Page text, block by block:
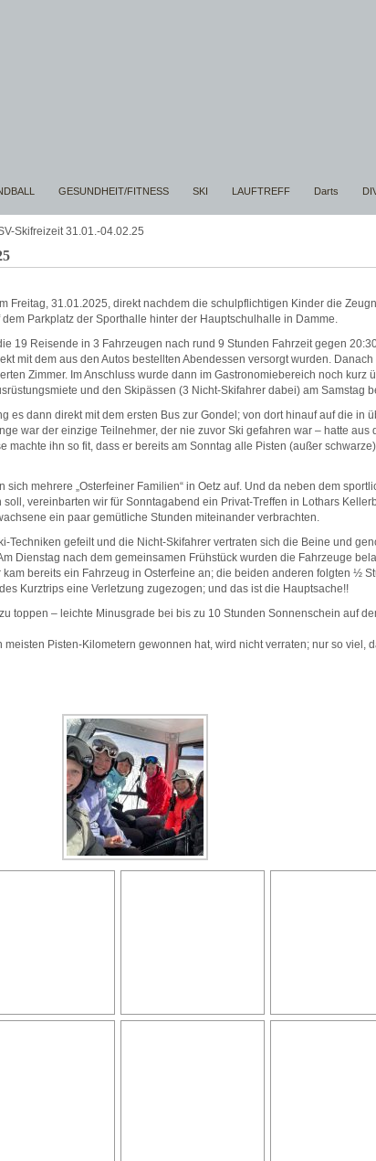
GESUNDHEIT/FITNESS SKI LAUFTREFF Darts
Skifreizeit 31.01.-04.02.25
Freitag, 31.01.2025, direkt nachdem die schulpflichtigen Kinder die
Parkplatz der Sporthalle hinter der Hauptschulhalle in Damme.
19 Reisende in 3 Fahrzeugen nach rund 9 Stunden Fahrzeit gegen
mit dem aus den Autos bestellten Abendessen versorgt wurden.
Zimmer. Im Anschluss wurde dann im Gastronomiebereich noch kurz
und den Skipässen (3 Nicht-Skifahrer dabei) am Samstag
es dann direkt mit dem ersten Bus zur Gondel; von dort hinauf auf die in
war der einzige Teilnehmer, der nie zuvor Ski gefahren war – hatte aus
machte ihn so fit, dass er bereits am Sonntag alle Pisten (außer
sich mehrere „Osterfeiner Familien“ in Oetz auf. Und da neben dem
vereinbarten wir für Sonntagabend ein Privat-Treffen in Lothars
ein paar gemütliche Stunden miteinander verbrachten.
Techniken gefeilt und die Nicht-Skifahrer vertraten sich die Beine und
Dienstag nach dem gemeinsamen Frühstück wurden die Fahrzeuge
bereits ein Fahrzeug in Osterfeine an; die beiden anderen folgten ½
Kurztrips eine Verletzung zugezogen; und das ist die Hauptsache!!
toppen – leichte Minusgrade bei bis zu 10 Stunden Sonnenschein auf
Pisten-Kilometern gewonnen hat, wird nicht verraten; nur so viel,